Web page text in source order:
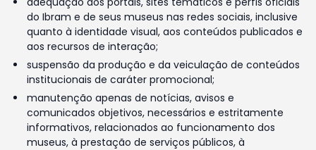
do Ibram e de seus museus nas redes sociais, inclusive
quanto à identidade visual, aos conteúdos publicados e
aos recursos de interação;
suspensão da produção e da veiculação de conteúdos
institucionais de caráter promocional;
manutenção apenas de notícias, avisos e
comunicados objetivos, necessários e estritamente
informativos, relacionados ao funcionamento dos
museus, à prestação de serviços públicos, à